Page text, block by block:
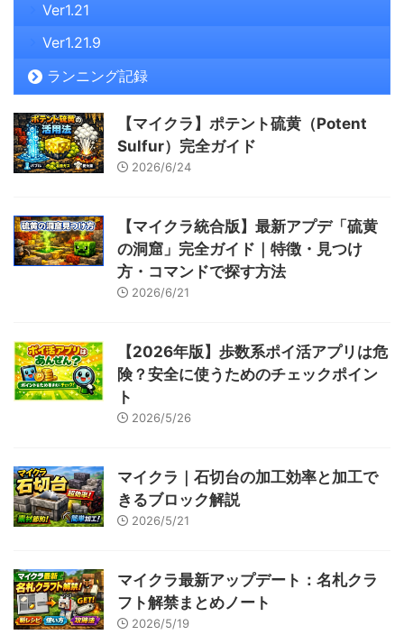
Ver1.21
Ver1.21.9
ランニング記録
【マイクラ】ポテント硫黄（Potent
Sulfur）完全ガイド
2026/6/24
【マイクラ統合版】最新アプデ「硫黄
の洞窟」完全ガイド｜特徴・見つけ
方・コマンドで探す方法
2026/6/21
【2026年版】歩数系ポイ活アプリは危
険？安全に使うためのチェックポイン
ト
2026/5/26
マイクラ｜石切台の加工効率と加工で
きるブロック解説
2026/5/21
マイクラ最新アップデート：名札クラ
フト解禁まとめノート
2026/5/19